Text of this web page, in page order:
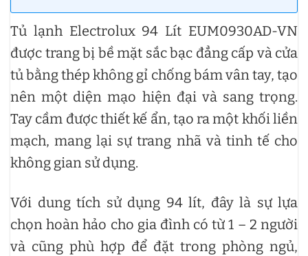
Tủ lạnh Electrolux 94 Lít EUM0930AD-VN
được trang bị bề mặt sắc bạc đẳng cấp và cửa
tủ bằng thép không gỉ chống bám vân tay, tạo
nên một diện mạo hiện đại và sang trọng.
Tay cầm được thiết kế ẩn, tạo ra một khối liền
mạch, mang lại sự trang nhã và tinh tế cho
không gian sử dụng.
Với dung tích sử dụng 94 lít, đây là sự lựa
chọn hoàn hảo cho gia đình có từ 1 – 2 người
và cũng phù hợp để đặt trong phòng ngủ,